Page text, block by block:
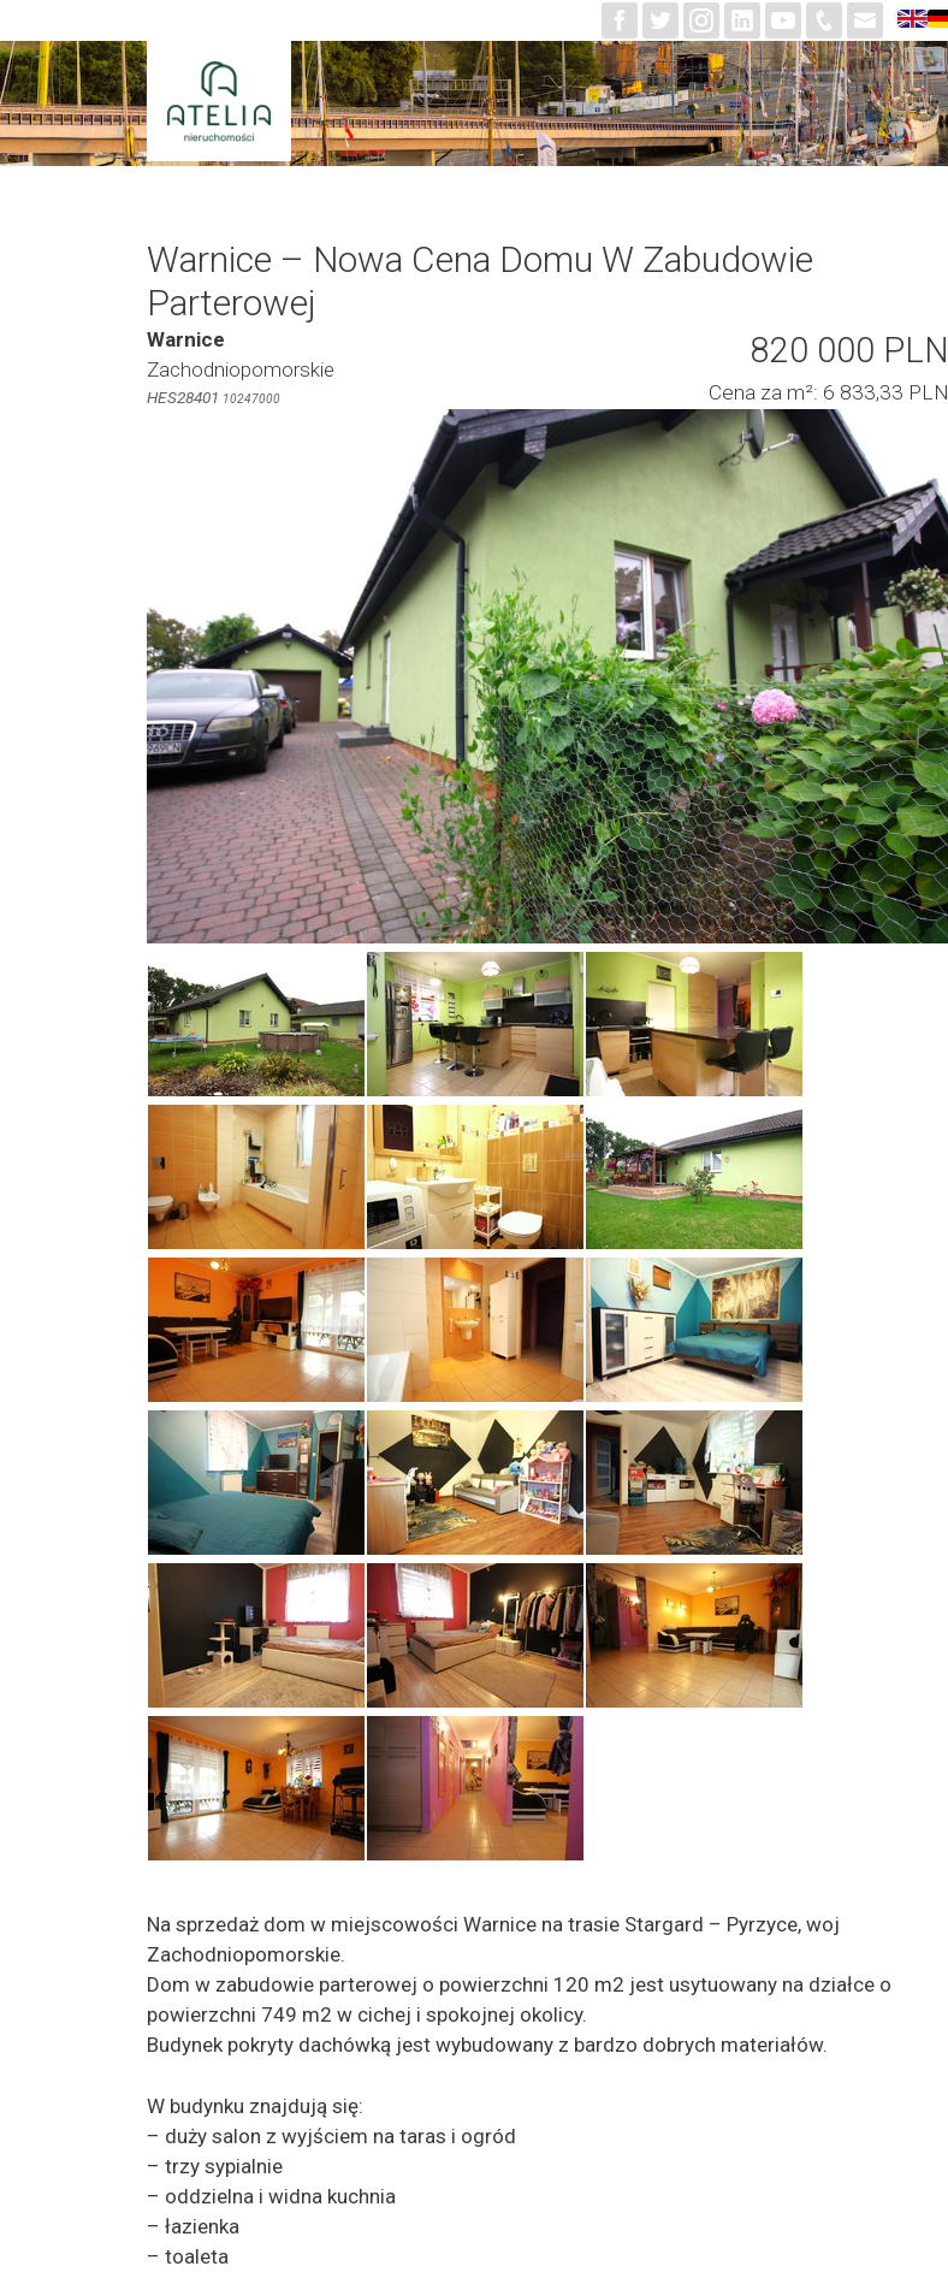
do
treści
Warnice – Nowa Cena Domu W Zabudowie
Parterowej
Warnice
Zachodniopomorskie
HES28401 10247000
820 000 PLN
Cena za m²: 6 833,33 PLN
Na sprzedaż dom w miejscowości Warnice na trasie Stargard – Pyrzyce, woj
Zachodniopomorskie.
Dom w zabudowie parterowej o powierzchni 120 m2 jest usytuowany na działce o
powierzchni 749 m2 w cichej i spokojnej okolicy.
Budynek pokryty dachówką jest wybudowany z bardzo dobrych materiałów.
W budynku znajdują się:
– duży salon z wyjściem na taras i ogród
– trzy sypialnie
– oddzielna i widna kuchnia
– łazienka
– toaleta